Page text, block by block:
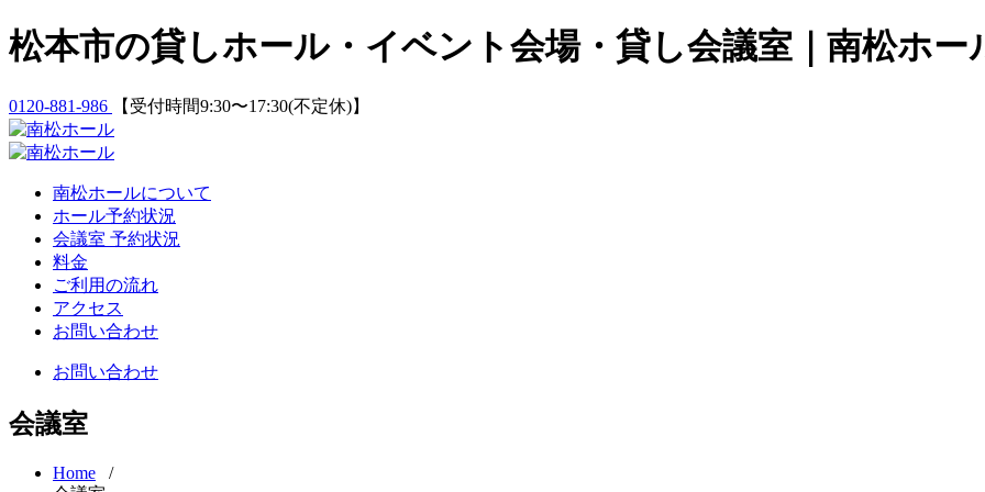
Skip
to
松本市の貸しホール・イベント会場・貸し会議室｜南松ホー
0120-881-986 【受付時間9:30〜17:30(不定休)】
南松ホールについて
ホール予約状況
会議室 予約状況
料金
ご利用の流れ
アクセス
お問い合わせ
お問い合わせ
会議室
Home /